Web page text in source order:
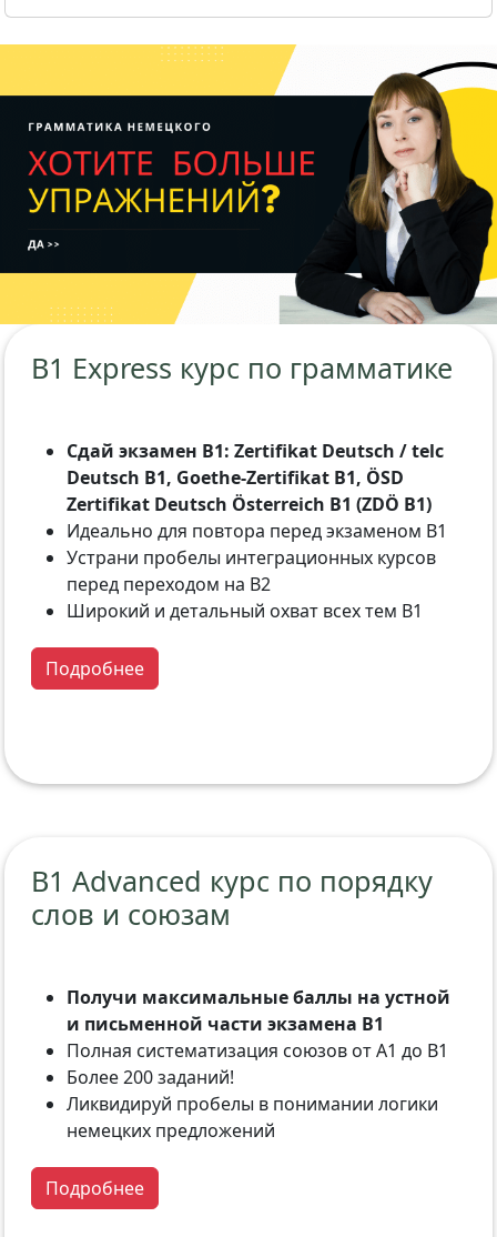
B1 Express курс по грамматике
Сдай экзамен B1: Zertifikat Deutsch / telc
Deutsch B1, Goethe-Zertifikat B1, ÖSD
Zertifikat Deutsch Österreich B1 (ZDÖ B1)
Идеально для повтора перед экзаменом B1
Устрани пробелы интеграционных курсов
перед переходом на B2
Широкий и детальный охват всех тем B1
Подробнее
B1 Advanced курс по порядку
слов и союзам
Получи максимальные баллы на устной
и письменной части экзамена B1
Полная систематизация союзов от A1 до B1
Более 200 заданий!
Ликвидируй пробелы в понимании логики
немецких предложений
Подробнее